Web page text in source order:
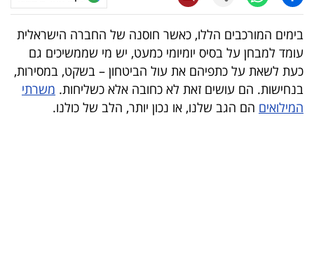
עסקי
ספורט
קריירה
ולימודים
בימים המורכבים הללו, כאשר חוסנה של החברה הישראלית
עומד למבחן על בסיס יומיומי כמעט, יש מי שממשיכים גם
כעת לשאת על כתפיהם את עול הביטחון – בשקט, במסירות,
בנחישות. הם עושים זאת לא כחובה אלא כשליחות. משרתי
המילואים הם הגב שלנו, או נכון יותר, הלב של כולנו.